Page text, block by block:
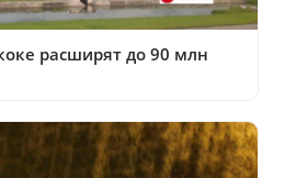
расширят до 90 млн